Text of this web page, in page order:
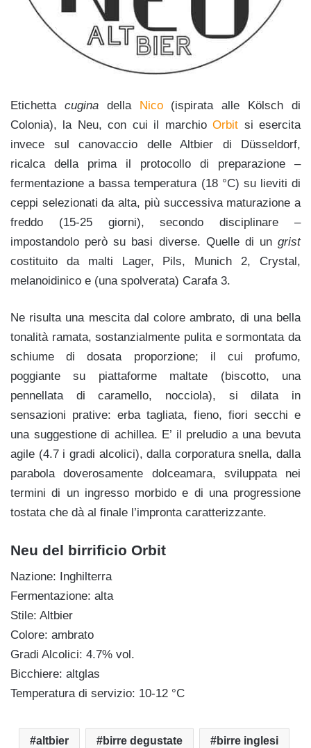
Etichetta cuginadella Nico(ispirata alle Kölsch di
Colonia), la Neu, con cui il marchioOrbit si esercita
invece sul canovaccio delle Altbier di Düsseldorf,
ricalca della prima il protocollo di preparazione –
fermentazione a bassa temperatura (18 °C) su lieviti di
ceppi selezionati da alta, più successiva maturazione a
freddo (15-25 giorni), secondo disciplinare –
impostandolo però su basi diverse. Quelle di un grist
costituito da malti Lager, Pils, Munich 2, Crystal,
melanoidinico e (una spolverata) Carafa 3.
Ne risulta una mescita dal colore ambrato, di una bella
tonalità ramata, sostanzialmente pulita e sormontata da
schiume di dosata proporzione; il cui profumo,
poggiante su piattaforme maltate (biscotto, una
pennellata di caramello, nocciola), si dilata in
sensazioni prative: erba tagliata, fieno, fiori secchi e
una suggestione di achillea. E’ il preludio a una bevuta
agile (4.7 i gradi alcolici), dalla corporatura snella, dalla
parabola doverosamente dolceamara, sviluppata nei
termini di un ingresso morbido e di una progressione
tostata che dà al finale l’impronta caratterizzante.
Neu del birrificio Orbit
Nazione: Inghilterra
Fermentazione: alta
Stile: Altbier
Colore: ambrato
Gradi Alcolici: 4.7% vol.
Bicchiere: altglas
Temperatura di servizio: 10-12 °C
altbier birre degustate birre inglesi